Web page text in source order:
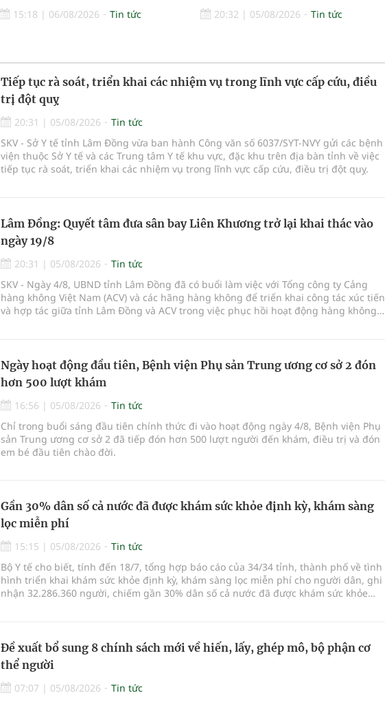
15:18 | 06/08/2026 Tin tức 20:32 | 05/08/2026 Tin tức
Tiếp tục rà soát, triển khai các nhiệm vụ trong lĩnh vực cấp cứu, điều
trị đột quỵ
20:31 | 05/08/2026
Tin tức
SKV - Sở Y tế tỉnh Lâm Đồng vừa ban hành Công văn số 6037/SYT-NVY gửi các bệnh
viện thuộc Sở Y tế và các Trung tâm Y tế khu vực, đặc khu trên địa bàn tỉnh về việc
tiếp tục rà soát, triển khai các nhiệm vụ trong lĩnh vực cấp cứu, điều trị đột quỵ.
Lâm Đồng: Quyết tâm đưa sân bay Liên Khương trở lại khai thác vào
ngày 19/8
20:31 | 05/08/2026
Tin tức
SKV - Ngày 4/8, UBND tỉnh Lâm Đồng đã có buổi làm việc với Tổng công ty Cảng
hàng không Việt Nam (ACV) và các hãng hàng không để triển khai công tác xúc tiến
và hợp tác giữa tỉnh Lâm Đồng và ACV trong việc phục hồi hoạt động hàng không,
Ngày hoạt động đầu tiên, Bệnh viện Phụ sản Trung ương cơ sở 2 đón
hơn 500 lượt khám
16:56 | 05/08/2026
Tin tức
Chỉ trong buổi sáng đầu tiên chính thức đi vào hoạt động ngày 4/8, Bệnh viện Phụ
sản Trung ương cơ sở 2 đã tiếp đón hơn 500 lượt người đến khám, điều trị và đón
em bé đầu tiên chào đời.
Gần 30% dân số cả nước đã được khám sức khỏe định kỳ, khám sàng
lọc miễn phí
15:15 | 05/08/2026
Tin tức
Bộ Y tế cho biết, tính đến 18/7, tổng hợp báo cáo của 34/34 tỉnh, thành phố về tình
hình triển khai khám sức khỏe định kỳ, khám sàng lọc miễn phí cho người dân, ghi
nhận 32.286.360 người, chiếm gần 30% dân số cả nước đã được khám sức khỏe
Đề xuất bổ sung 8 chính sách mới về hiến, lấy, ghép mô, bộ phận cơ
thể người
07:07 | 05/08/2026
Tin tức